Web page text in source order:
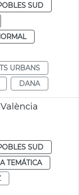
SUD
URBANS
DANA
SUD
TEMÁTICA